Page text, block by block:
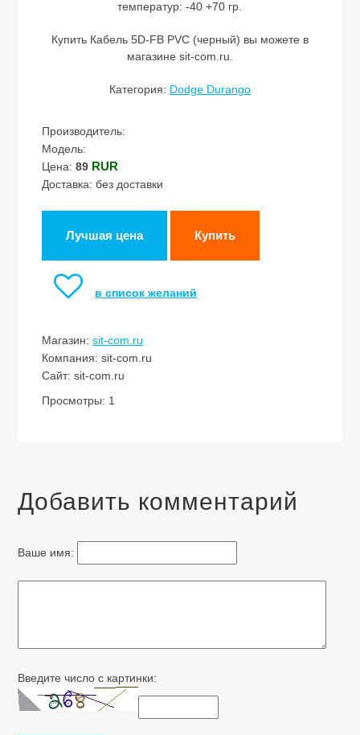
температур: -40 +70 гр.
Купить Кабель 5D-FB PVC (черный) вы можете в
магазине sit-com.ru.
Категория: Dodge Durango
Производитель:
Модель:
Цена:89 RUR
Доставка: без доставки
Лучшая цена Купить
в список желаний
Магазин:sit-com.ru
Компания: sit-com.ru
Сайт: sit-com.ru
Просмотры: 1
Добавить комментарий
Ваше имя:
Введите число с картинки: